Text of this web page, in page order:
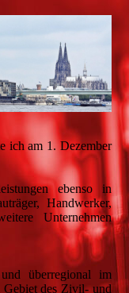
ich am 1. Dezember
ebenso in
Handwerker,
Unternehmen
überregional im
Gebiet des Zivil- und